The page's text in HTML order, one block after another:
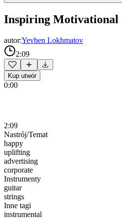
Inspiring Motivational
autor:Yevhen Lokhmatov
2:09
Kup utwór
0:00
2:09
Nastrój/Temat
happy
uplifting
advertising
corporate
Instrumenty
guitar
strings
Inne tagi
instrumental